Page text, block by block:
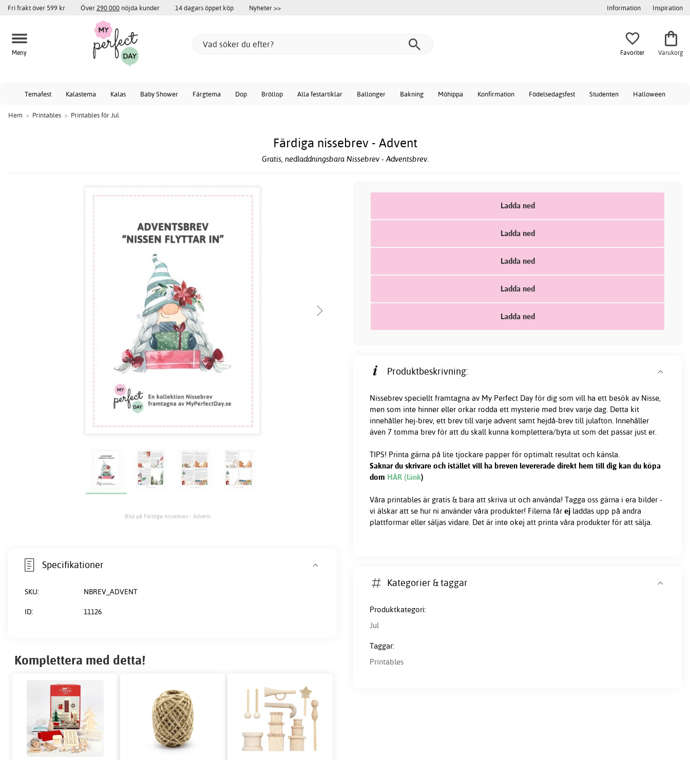
Fri frakt över 599 kr Över 290 000 nöjda kunder 14 dagars öppet köp Nyheter >> Information Inspiration
Meny Favoriter Varukorg
Temafest Kalastema Kalas Baby Shower Färgtema Dop Bröllop Alla festartiklar Ballonger Bakning Möhippa Konfirmation Födelsedagsfest Studenten Halloween
Hem > Printables > Printables för Jul
Färdiga nissebrev - Advent
Gratis, nedladdningsbara Nissebrev - Adventsbrev.
Bild på Färdiga nissebrev - Advent
Ladda ned
Ladda ned
Ladda ned
Ladda ned
Ladda ned
Produktbeskrivning:
Nissebrev speciellt framtagna av My Perfect Day för dig som vill ha ett besök av Nisse,
men som inte hinner eller orkar rodda ett mysterie med brev varje dag. Detta kit
innehåller hej-brev, ett brev till varje advent samt hejdå-brev till julafton. Innehåller
även 7 tomma brev för att du skall kunna komplettera/byta ut som det passar just er.
TIPS! Printa gärna på lite tjockare papper för optimalt resultat och känsla.
Saknar du skrivare och istället vill ha breven levererade direkt hem till dig kan du köpa
dom HÄR (länk)
Våra printables är gratis & bara att skriva ut och använda! Tagga oss gärna i era bilder -
vi älskar att se hur ni använder våra produkter! Filerna får ej laddas upp på andra
plattformar eller säljas vidare. Det är inte okej att printa våra produkter för att sälja.
Specifikationer
SKU: NBREV_ADVENT
ID: 11126
Kategorier & taggar
Produktkategori:
Jul
Taggar:
Printables
Komplettera med detta!